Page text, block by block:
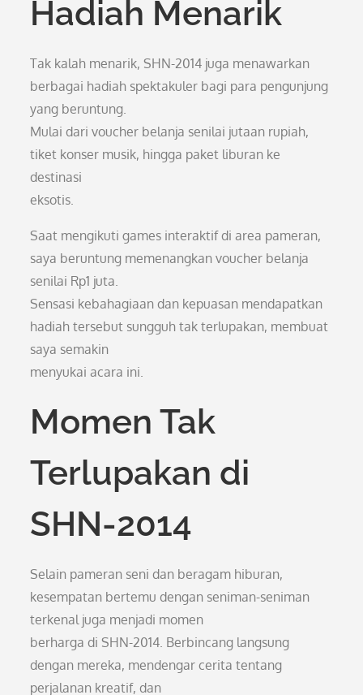
Hadiah Menarik
Tak kalah menarik, SHN-2014 juga menawarkan
berbagai hadiah spektakuler bagi para pengunjung
yang beruntung.
Mulai dari voucher belanja senilai jutaan rupiah,
tiket konser musik, hingga paket liburan ke
destinasi
eksotis.
Saat mengikuti games interaktif di area pameran,
saya beruntung memenangkan voucher belanja
senilai Rp1 juta.
Sensasi kebahagiaan dan kepuasan mendapatkan
hadiah tersebut sungguh tak terlupakan, membuat
saya semakin
menyukai acara ini.
Momen Tak
Terlupakan di
SHN-2014
Selain pameran seni dan beragam hiburan,
kesempatan bertemu dengan seniman-seniman
terkenal juga menjadi momen
berharga di SHN-2014. Berbincang langsung
dengan mereka, mendengar cerita tentang
perjalanan kreatif, dan